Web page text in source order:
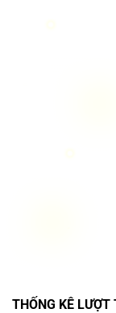
THỐNG KÊ LƯỢT